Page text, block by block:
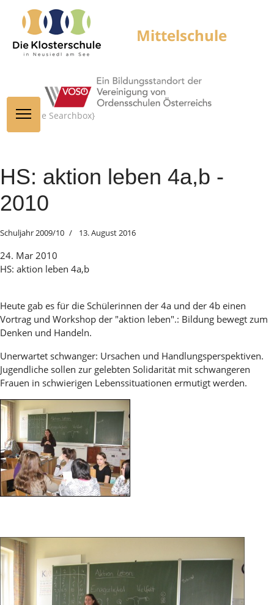
{module Searchbox}
HS: aktion leben 4a,b -
2010
Schuljahr 2009/10 13. August 2016
24. Mar 2010
HS: aktion leben 4a,b
Heute gab es für die Schülerinnen der 4a und der 4b einen
Vortrag und Workshop der "aktion leben".: Bildung bewegt zum
Denken und Handeln.
Unerwartet schwanger: Ursachen und Handlungsperspektiven.
Jugendliche sollen zur gelebten Solidarität mit schwangeren
Frauen in schwierigen Lebenssituationen ermutigt werden.